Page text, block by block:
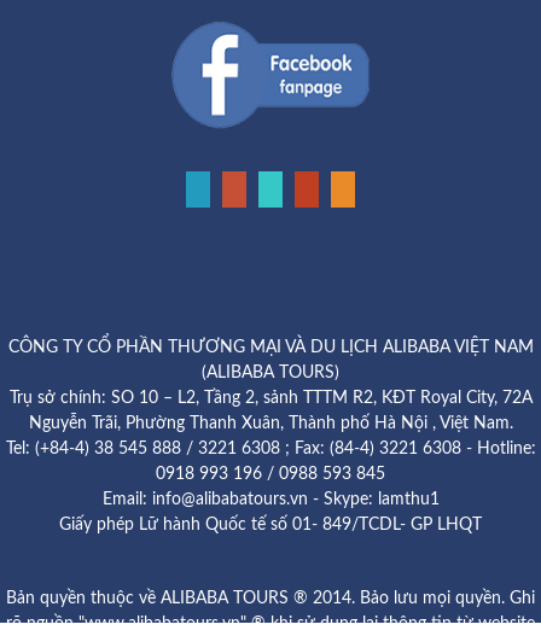
CÔNG TY CỔ PHẦN THƯƠNG MẠI VÀ DU LỊCH ALIBABA VIỆT NAM
(ALIBABA TOURS)
Trụ sở chính: SO 10 – L2, Tầng 2, sảnh TTTM R2, KĐT Royal City, 72A
Nguyễn Trãi, Phường Thanh Xuân, Thành phố Hà Nội , Việt Nam.
Tel: (+84-4) 38 545 888 / 3221 6308 ; Fax: (84-4) 3221 6308 - Hotline:
0918 993 196 / 0988 593 845
Email: info@alibabatours.vn - Skype: lamthu1
Giấy phép Lữ hành Quốc tế số 01- 849/TCDL- GP LHQT
Bản quyền thuộc về ALIBABA TOURS ® 2014. Bảo lưu mọi quyền. Ghi
rõ nguồn "www.alibabatours.vn" ® khi sử dụng lại thông tin từ website